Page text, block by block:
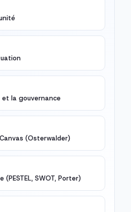
la gouvernance
(Osterwalder)
SWOT, Porter)